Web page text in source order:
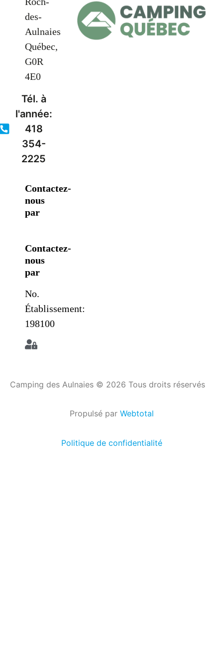
des-
Aulnaies
Québec,
G0R
4E0
Tél. à
l'année:
418
354-
2225
Contactez-
nous
par
Contactez-
nous
par
No.
Établissement:
198100
Camping des Aulnaies © 2026 Tous droits réservés
Propulsé par Webtotal
Politique de confidentialité